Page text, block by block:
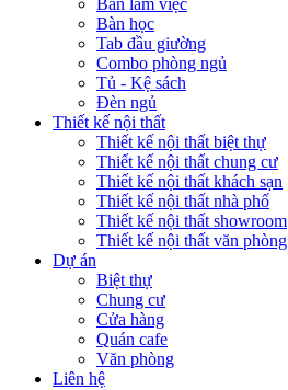
Bàn làm việc
Bàn học
Tab đầu giường
Combo phòng ngủ
Tủ - Kệ sách
Đèn ngủ
Thiết kế nội thất
Thiết kế nội thất biệt thự
Thiết kế nội thất chung cư
Thiết kế nội thất khách sạn
Thiết kế nội thất nhà phố
Thiết kế nội thất showroom
Thiết kế nội thất văn phòng
Dự án
Biệt thự
Chung cư
Cửa hàng
Quán cafe
Văn phòng
Liên hệ